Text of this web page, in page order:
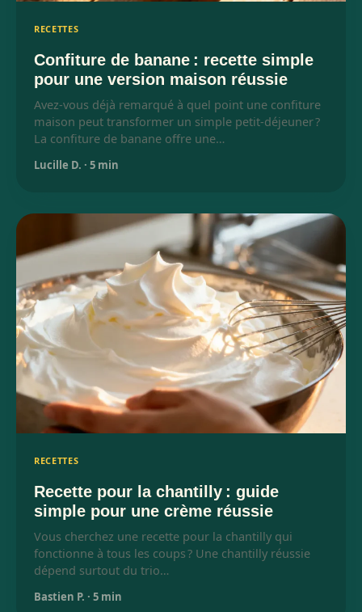
RECETTES
Confiture de banane : recette simple
pour une version maison réussie
Avez-vous déjà remarqué à quel point une confiture
maison peut transformer un simple petit-déjeuner ?
La confiture de banane offre une…
Lucille D. · 5 min
RECETTES
Recette pour la chantilly : guide
simple pour une crème réussie
Vous cherchez une recette pour la chantilly qui
fonctionne à tous les coups ? Une chantilly réussie
dépend surtout du trio…
Bastien P. · 5 min